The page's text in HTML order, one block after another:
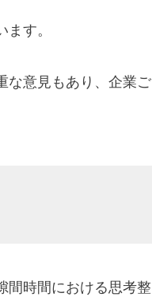
す。
な意見もあり、企業ご
間時間における思考整